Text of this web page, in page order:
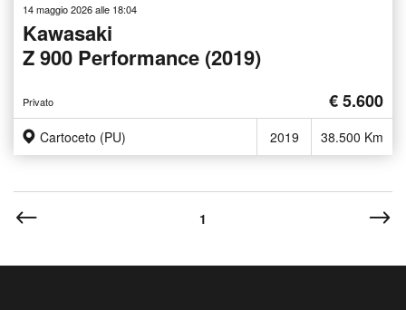
14 maggio 2026 alle 18:04
Kawasaki
Z 900 Performance (2019)
Privato € 5.600
Cartoceto (PU) 2019 38.500 Km
1